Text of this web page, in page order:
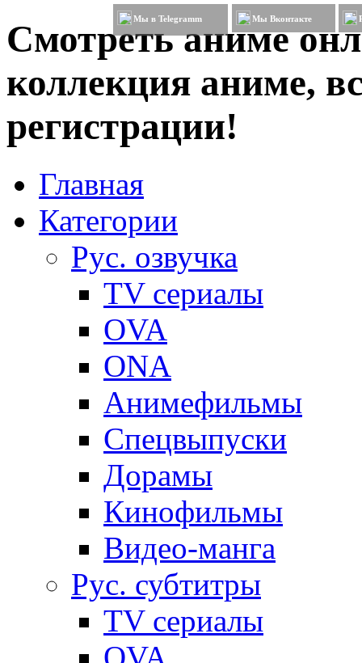
Смотреть аниме
коллекция аниме,
регистрации!
Мы в Telegramm Мы Вконтакте
Главная
Категории
Рус. озвучка
TV сериалы
OVA
ONA
Анимефильмы
Спецвыпуски
Дорамы
Кинофильмы
Видео-манга
Рус. субтитры
TV сериалы